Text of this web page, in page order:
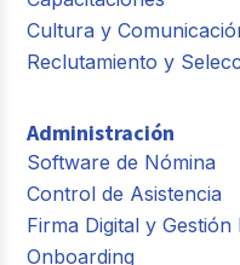
Cultura y
Reclutamiento y
Administración
Software de Nómina
Control de Asistencia
Firma Digital y
Onboarding